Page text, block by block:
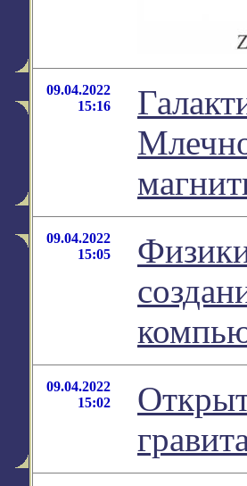
09.04.2022
15:16
09.04.2022
15:05
09.04.2022
15:02